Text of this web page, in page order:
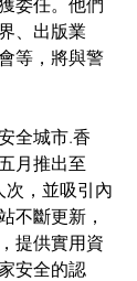
委任。他們
、出版業
等，將與警
全城市.香
月推出至
次，並吸引內
不斷更新，
提供實用資
安全的認